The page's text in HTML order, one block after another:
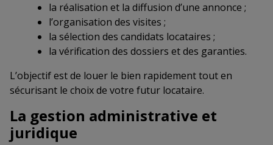
la réalisation et la diffusion d’une annonce ;
l’organisation des visites ;
la sélection des candidats locataires ;
la vérification des dossiers et des garanties.
L’objectif est de louer le bien rapidement tout en
sécurisant le choix de votre futur locataire.
La gestion administrative et
juridique